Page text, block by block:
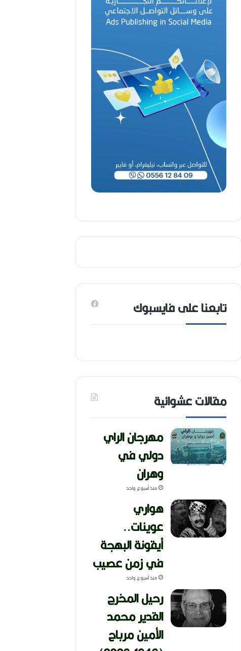
تابعنا على فايسبوك
مقالات عشوائية
مهرجان الراي
دولي في
وهران
منذ أسبوع واحد
هواري
عوينات..
أيقونة البهجة
في زمن عصيب
منذ أسبوع واحد
رحيل المخرج
القدير محمد
الأمين مرباح